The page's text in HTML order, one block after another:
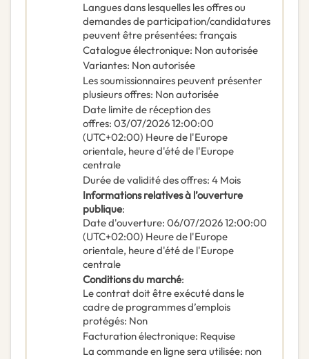
Langues dans lesquelles les offres ou
demandes de participation/candidatures
peuvent être présentées: français
Catalogue électronique: Non autorisée
Variantes: Non autorisée
Les soumissionnaires peuvent présenter
plusieurs offres: Non autorisée
Date limite de réception des
offres: 03/07/202612:00:00
(UTC+02:00) Heure de l'Europe
orientale, heure d'été de l'Europe
centrale
Durée de validité des offres: 4 Mois
Informations relatives à l’ouverture
publique:
Date d'ouverture: 06/07/202612:00:00
(UTC+02:00) Heure de l'Europe
orientale, heure d'été de l'Europe
centrale
Conditions du marché:
Le contrat doit être exécuté dans le
cadre de programmes d’emplois
protégés: Non
Facturation électronique: Requise
La commande en ligne sera utilisée: non